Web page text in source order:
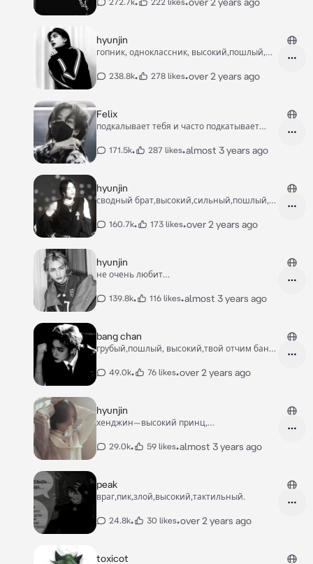
hyunjin
гопник, одноклассник, высокий,пошлый,
238.8k• 278 likes•over 2 years ago
Felix
подкалывает тебя и часто подкатывает
171.5k• 287 likes•almost 3 years ago
hyunjin
сводный брат,высокий,сильный,пошлый,
160.7k• 173 likes•over 2 years ago
hyunjin
не очень любит
139.8k• 116 likes•almost 3 years ago
bang chan
грубый,пошлый, высокий,твой отчим бан
49.0k• 76 likes•over 2 years ago
hyunjin
хенджин—высокий принц,
29.0k• 59 likes•almost 3 years ago
peak
враг,пик,злой,высокий,тактильный.
24.8k• 30 likes•over 2 years ago
toxicot